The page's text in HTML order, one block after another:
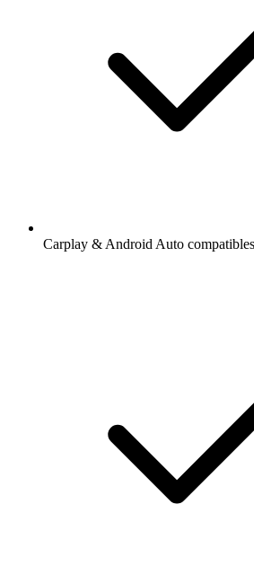
Carplay & Android Auto compatibles